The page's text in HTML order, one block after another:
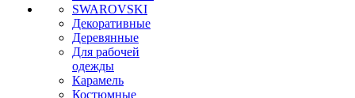
SWAROVSKI
Декоративные
Деревянные
Для рабочей
одежды
Карамель
Костюмные